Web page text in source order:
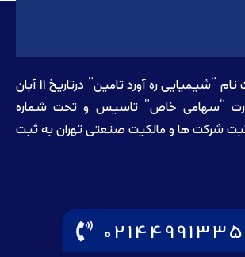
شرکت در ابتدا تحت نام ”شیمیایی ره آورد تامين” درتاريخ 11 آبان
به صورت “سهامی خاص” تاسيس و تحت شماره
اداره ثبت شرکت ها و مالکيت صنعتی تهران به ثبت